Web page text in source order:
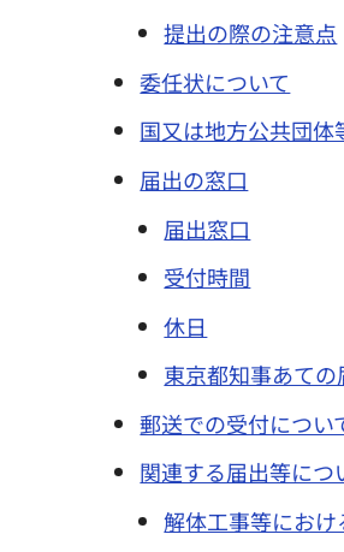
提出の際の注意点
委任状について
国又は地方公共団
届出の窓口
届出窓口
受付時間
休日
東京都知事あて
郵送での受付につい
関連する届出等につ
解体工事等にお